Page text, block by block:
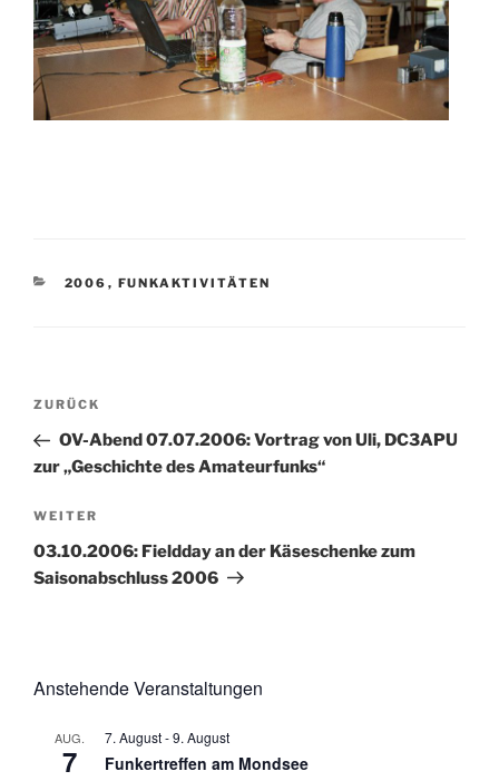
KATEGORIEN
2006 , FUNKAKTIVITÄTEN
Beitragsnavigation
Vorheriger
Beitrag
ZURÜCK
OV-Abend 07.07.2006: Vortrag von Uli, DC3APU
zur „Geschichte des Amateurfunks“
Nächster
Beitrag
WEITER
03.10.2006: Fieldday an der Käseschenke zum
Saisonabschluss 2006
Anstehende Veranstaltungen
AUG.
7
7. August-9. August
Funkertreffen am Mondsee